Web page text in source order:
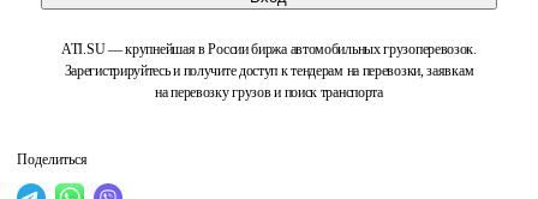
ATI.SU — крупнейшая в России биржа автомобильных грузоперевозок.
Зарегистрируйтесь и получите доступ к тендерам на перевозки, заявкам
на перевозку грузов и поиск транспорта
Поделиться